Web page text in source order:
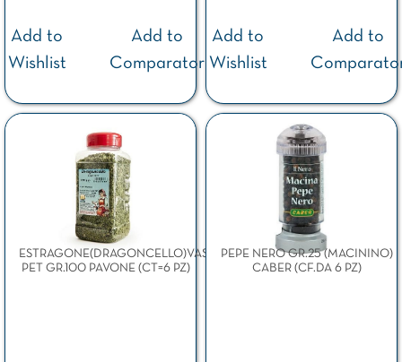
Add to
Wishlist
Add to
Comparator
Add to
Wishlist
Add to
ESTRAGONE(DRAGONCELLO)VASO
PET GR.100 PAVONE (CT=6 PZ)
PEPE NERO GR.25 (MACININO)
CABER (CF.DA 6 PZ)